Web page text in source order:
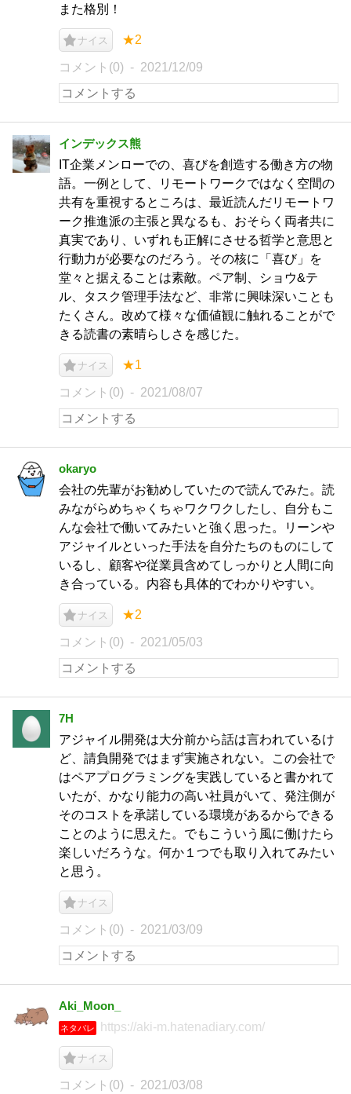
また格別！
ナイス ★2
コメント(0) 2021/12/09
インデックス熊
IT企業メンローでの、喜びを創造する働き方の物
語。一例として、リモートワークではなく空間の
共有を重視するところは、最近読んだリモートワ
ーク推進派の主張と異なるも、おそらく両者共に
真実であり、いずれも正解にさせる哲学と意思と
行動力が必要なのだろう。その核に「喜び」を
堂々と据えることは素敵。ペア制、ショウ&テ
ル、タスク管理手法など、非常に興味深いことも
たくさん。改めて様々な価値観に触れることがで
きる読書の素晴らしさを感じた。
ナイス ★1
コメント(0) 2021/08/07
okaryo
会社の先輩がお勧めしていたので読んでみた。読
みながらめちゃくちゃワクワクしたし、自分もこ
んな会社で働いてみたいと強く思った。リーンや
アジャイルといった手法を自分たちのものにして
いるし、顧客や従業員含めてしっかりと人間に向
き合っている。内容も具体的でわかりやすい。
ナイス ★2
コメント(0) 2021/05/03
7H
アジャイル開発は大分前から話は言われているけ
ど、請負開発ではまず実施されない。この会社で
はペアプログラミングを実践していると書かれて
いたが、かなり能力の高い社員がいて、発注側が
そのコストを承諾している環境があるからできる
ことのように思えた。でもこういう風に働けたら
楽しいだろうな。何か１つでも取り入れてみたい
と思う。
ナイス
コメント(0) 2021/03/09
Aki_Moon_
ネタバレ https://aki-m.hatenadiary.com/
ナイス
コメント(0) 2021/03/08